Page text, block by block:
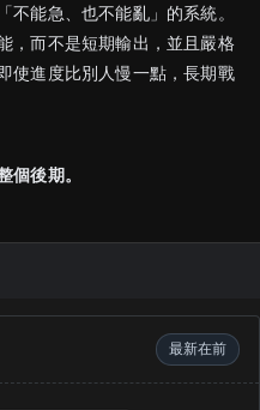
能急、也不能亂」的系統。
，而不是短期輸出，並且嚴格
使進度比別人慢一點，長期戰
個後期。
最新在前